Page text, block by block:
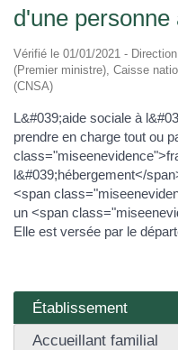
d'une personne
Vérifié le 01/01/2021 -
(Premier ministre), Caisse
(CNSA)
L&#039;aide sociale à
prendre en charge tout ou
l&#039;hébergement</
<span
un <span
Elle est versée par le
Établissement
Accueillant familial